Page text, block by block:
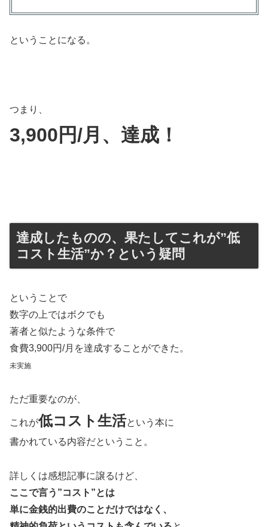
ということになる。
つまり、
3,900円/月、達成！
達成したものの、果たしてこれが”低
コスト生活”か？という疑問
ということで
数字の上ではボクでも
著者と似たような条件で
食費3,900円/月を達成することができた。
未実施
ただ重要なのが、
これが低コスト生活という本に
書かれている内容だということ。
詳しくは感想記事に譲るけど、
ここで言う”コスト”とは
単に金銭的出費のことだけではなく、